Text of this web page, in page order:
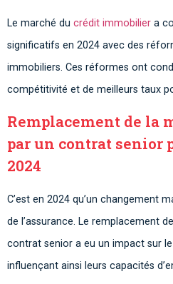
Le marché du crédit immobilier a
significatifs en 2024 avec des
immobiliers. Ces réformes ont
compétitivité et de meilleurs taux
Remplacement de la
par un contrat senior
2024
C’est en 2024 qu’un changement
de l’assurance. Le remplacement
contrat senior a eu un impact sur
influençant ainsi leurs capacités